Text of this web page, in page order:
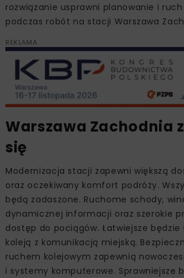
rozwiązanie usprawni planowanie i
podczas robót na stacji Warszawa
REKLAMA
Warszawa Zachodnia
się
Modernizacja stacji zapewni większą
oraz oczekiwany komfort podróży.
będą zadaszone. Ruchome schody,
dynamicznej informacji oraz szerokie
dostęp do pociągów. Łatwiejsze będzie
koleją z komunikacją miejską.
ruchem kolejowym zapewnią
i systemy komputerowe. Sprawniejsze